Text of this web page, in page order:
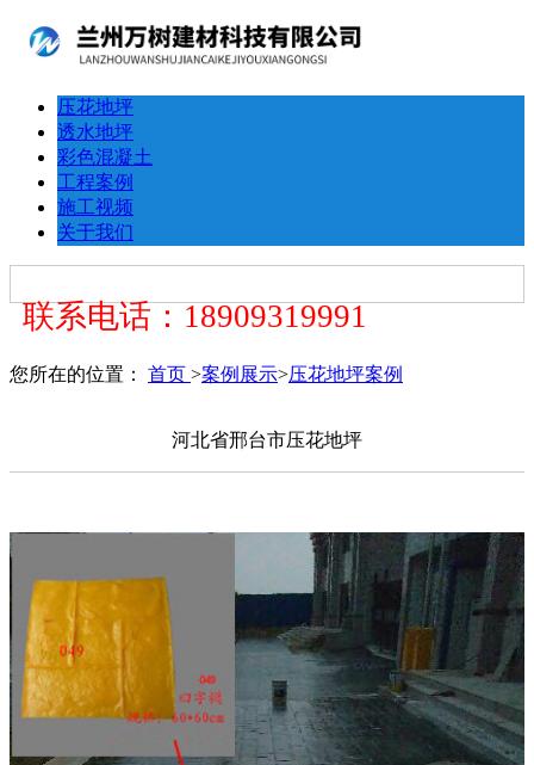
压花地坪
透水地坪
彩色混凝土
工程案例
施工视频
关于我们
联系电话：18909319991
您所在的位置： 首页 >案例展示>压花地坪案例
河北省邢台市压花地坪